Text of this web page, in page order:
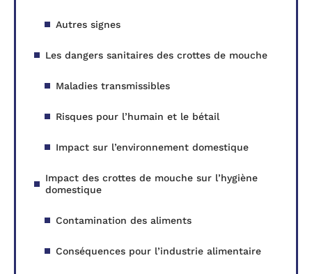
Autres signes
Les dangers sanitaires des crottes de mouche
Maladies transmissibles
Risques pour l’humain et le bétail
Impact sur l’environnement domestique
Impact des crottes de mouche sur l’hygiène
domestique
Contamination des aliments
Conséquences pour l’industrie alimentaire